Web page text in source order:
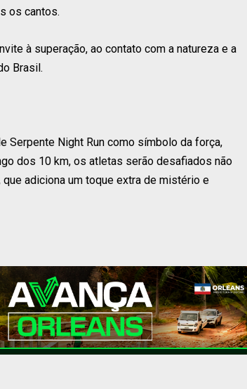
os cantos.
à superação, ao contato com a natureza e a
Brasil.
Serpente Night Run como símbolo da força,
dos 10 km, os atletas serão desafiados não
adiciona um toque extra de mistério e